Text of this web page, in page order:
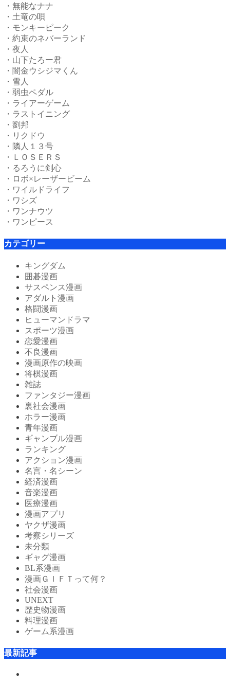
・無能なナナ
・土竜の唄
・モンキーピーク
・約束のネバーランド
・夜人
・山下たろー君
・闇金ウシジマくん
・雪人
・弱虫ペダル
・ライアーゲーム
・ラストイニング
・劉邦
・リクドウ
・隣人１３号
・ＬＯＳＥＲＳ
・るろうに剣心
・ロボ×レーザービーム
・ワイルドライフ
・ワシズ
・ワンナウツ
・ワンピース
カテゴリー
キングダム
囲碁漫画
サスペンス漫画
アダルト漫画
格闘漫画
ヒューマンドラマ
スポーツ漫画
恋愛漫画
不良漫画
漫画原作の映画
将棋漫画
雑誌
ファンタジー漫画
裏社会漫画
ホラー漫画
青年漫画
ギャンブル漫画
ランキング
アクション漫画
名言・名シーン
経済漫画
音楽漫画
医療漫画
漫画アプリ
ヤクザ漫画
考察シリーズ
未分類
ギャグ漫画
BL系漫画
漫画ＧＩＦＴって何？
社会漫画
UNEXT
歴史物漫画
料理漫画
ゲーム系漫画
最新記事